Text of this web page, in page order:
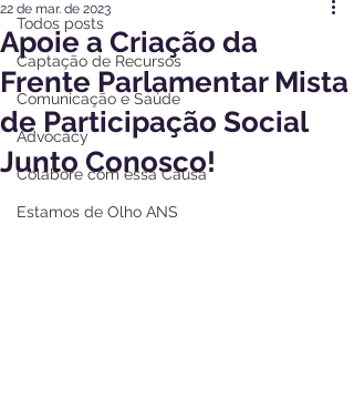
Todos posts
Captação de Recursos
Comunicação e Saúde
Advocacy
Colabore com essa Causa
Estamos de Olho ANS
Apoie a Criação da
Frente Parlamentar Mista
de Participação Social
Junto Conosco!
22 de mar. de 2023